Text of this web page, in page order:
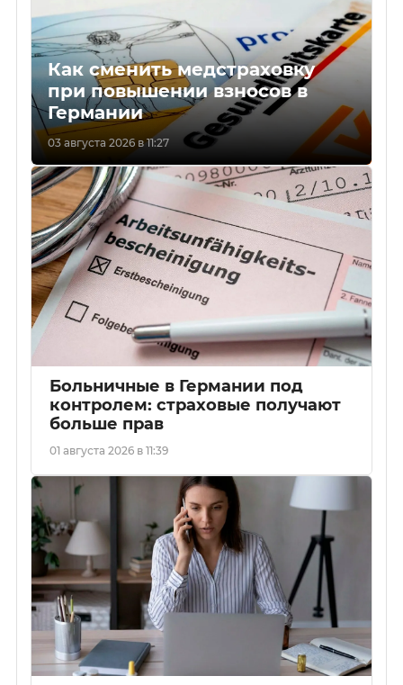
Как сменить медстраховку
при повышении взносов в
Германии
03 августа 2026 в 11:27
Больничные в Германии под
контролем: страховые получают
больше прав
01 августа 2026 в 11:39